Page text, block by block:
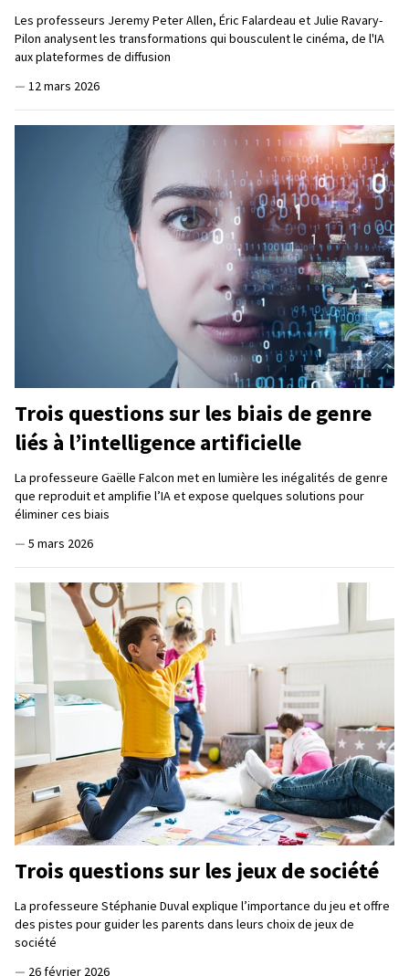
Les professeurs Jeremy Peter Allen, Éric Falardeau et Julie Ravary-
Pilon analysent les transformations qui bousculent le cinéma, de l'IA
aux plateformes de diffusion
— 12 mars 2026
Trois questions sur les biais de genre
liés à l’intelligence artificielle
La professeure Gaëlle Falcon met en lumière les inégalités de genre
que reproduit et amplifie l’IA et expose quelques solutions pour
éliminer ces biais
— 5 mars 2026
Trois questions sur les jeux de société
La professeure Stéphanie Duval explique l’importance du jeu et offre
des pistes pour guider les parents dans leurs choix de jeux de
société
— 26 février 2026